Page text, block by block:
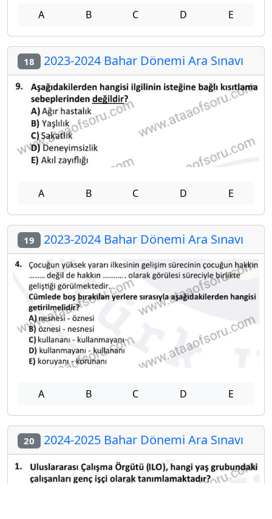
A B C D E
18 2023-2024 Bahar Dönemi Ara Sınavı
A B C D E
19 2023-2024 Bahar Dönemi Ara Sınavı
A B C D E
20 2024-2025 Bahar Dönemi Ara Sınavı